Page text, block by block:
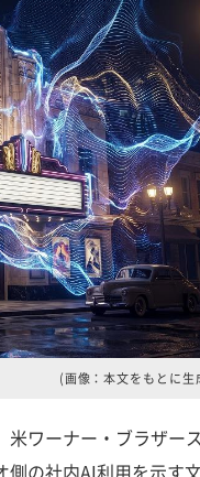
(画像：本文をもとに生
ワーナー・ブラザー
の社内AI利用を示す